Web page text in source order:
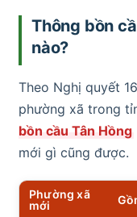
Thông bồn
nào?
Theo Nghị quyết
phường xã trong
bồn cầu Tân Hồng
mới gì cũng được.
Phường xã
mới